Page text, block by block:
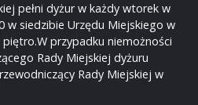
pełni dyżur w każdy wtorek w
w siedzibie Urzędu Miejskiego w
przypadku niemożności
Rady Miejskiej dyżuru
Rady Miejskiej w